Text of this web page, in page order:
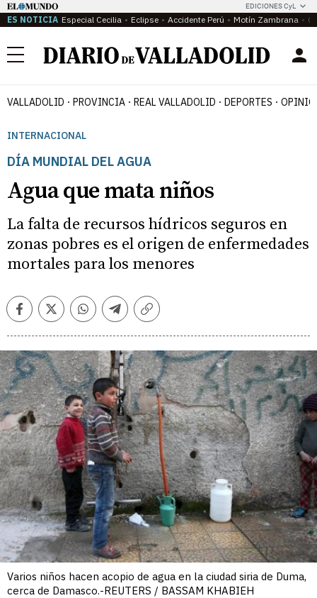
EDICIONES CyL
ES NOTICIA Especial Cecilia Eclipse Accidente Perú Motín Zambrana
Menú
VALLADOLID PROVINCIA REAL VALLADOLID DEPORTES
INTERNACIONAL
DÍA MUNDIAL DEL AGUA
Agua que mata niños
La falta de recursos hídricos seguros en
zonas pobres es el origen de enfermedades
mortales para los menores
FacebookTwitterWhatsappTelegramCopiar
Varios niños hacen acopio de agua en la ciudad siria de Duma,
cerca de Damasco.-REUTERS / BASSAM KHABIEH